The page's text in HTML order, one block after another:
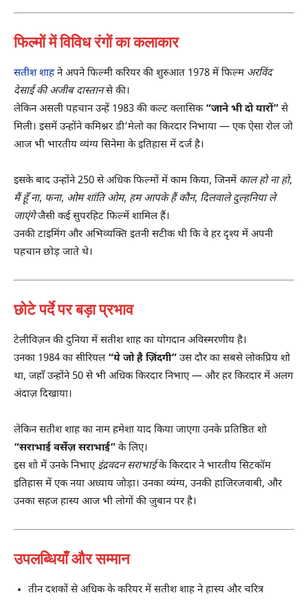
फिल्मों में विविध रंगों का कलाकार
सतीश शाहने अपने फिल्मी करियर की शुरुआत 1978 में फिल्म अरविंद
देसाई की अजीब दास्तानसे की।
लेकिन असली पहचान उन्हें 1983 की कल्ट क्लासिक “जाने भी दो यारों” से
मिली। इसमें उन्होंने कमिश्नर डी’मेलो का किरदार निभाया — एक ऐसा रोल जो
आज भी भारतीय व्यंग्य सिनेमा के इतिहास में दर्ज है।
इसके बाद उन्होंने 250 से अधिक फिल्मों में काम किया, जिनमें काल हो ना हो,
मैं हूँ ना, फना, ओम शांति ओम, हम आपके हैं कौन, दिलवाले दुल्हनिया ले
जाएंगेजैसी कई सुपरहिट फिल्में शामिल हैं।
उनकी टाइमिंग और अभिव्यक्ति इतनी सटीक थी कि वे हर दृश्य में अपनी
पहचान छोड़ जाते थे।
छोटे पर्दे पर बड़ा प्रभाव
टेलीविज़न की दुनिया में सतीश शाह का योगदान अविस्मरणीय है।
उनका 1984 का सीरियल “ये जो है ज़िंदगी” उस दौर का सबसे लोकप्रिय शो
था, जहाँ उन्होंने 50 से भी अधिक किरदार निभाए — और हर किरदार में अलग
अंदाज़ दिखाया।
लेकिन सतीश शाह का नाम हमेशा याद किया जाएगा उनके प्रतिष्ठित शो
“सराभाई वर्सेज़ सराभाई” के लिए।
इस शो में उनके निभाए इंद्रवदन सराभाईके किरदार ने भारतीय सिटकॉम
इतिहास में एक नया अध्याय जोड़ा। उनका व्यंग्य, उनकी हाजिरजवाबी, और
उनका सहज हास्य आज भी लोगों की ज़ुबान पर है।
उपलब्धियाँ और सम्मान
तीन दशकों से अधिक के करियर में सतीश शाह ने हास्य और चरित्र